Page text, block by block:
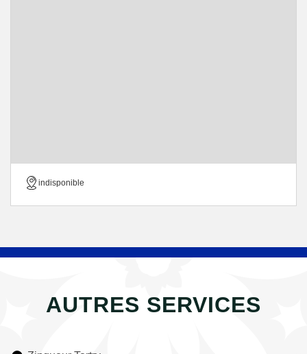
indisponible
AUTRES SERVICES